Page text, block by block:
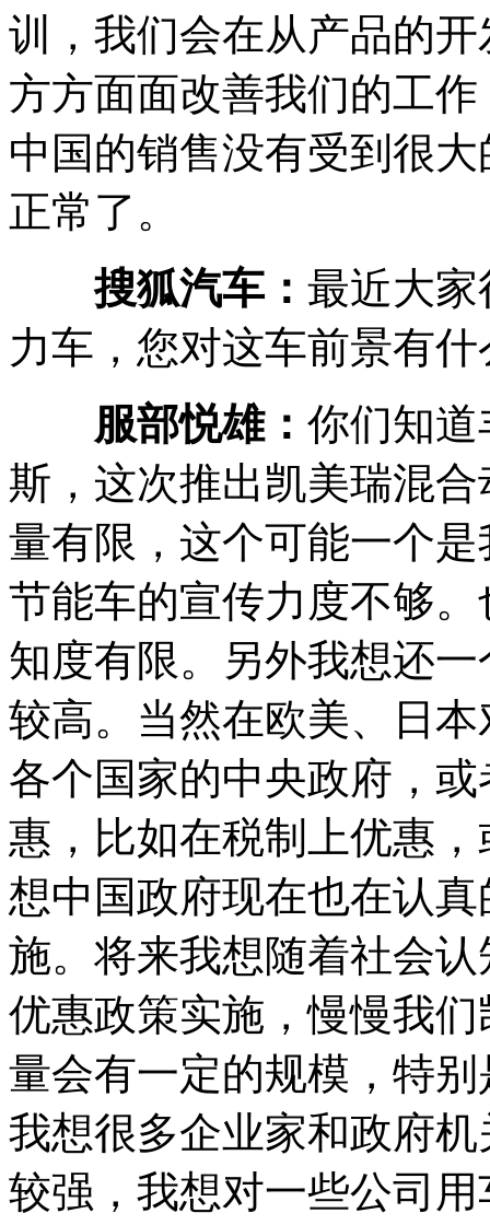
训，我们会在从产品的
方方面面改善我们的工
中国的销售没有受到很
正常了。
搜狐汽车： 最近大
力车，您对这车前景有
服部悦雄： 你们知
斯，这次推出凯美瑞混
量有限，这个可能一个
节能车的宣传力度不够
知度有限。另外我想还
较高。当然在欧美、日
各个国家的中央政府，
惠，比如在税制上优惠
想中国政府现在也在认
施。将来我想随着社会
优惠政策实施，慢慢我
量会有一定的规模，特
我想很多企业家和政府
较强，我想对一些公司